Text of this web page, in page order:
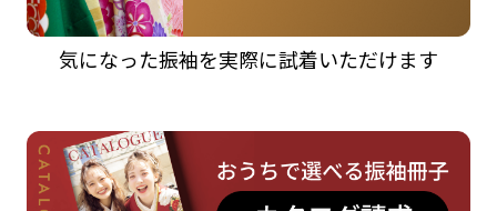
気になった振袖を実際に試着いただけます